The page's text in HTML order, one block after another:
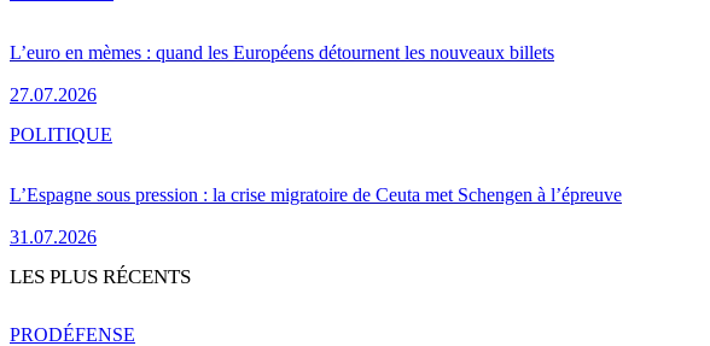
L’euro en mèmes : quand les Européens détournent les nouveaux billets
27.07.2026
L’Espagne sous pression : la crise migratoire de Ceuta met Schengen à l’épreuve
31.07.2026
POLITIQUE
LES PLUS RÉCENTS
PRODÉFENSE